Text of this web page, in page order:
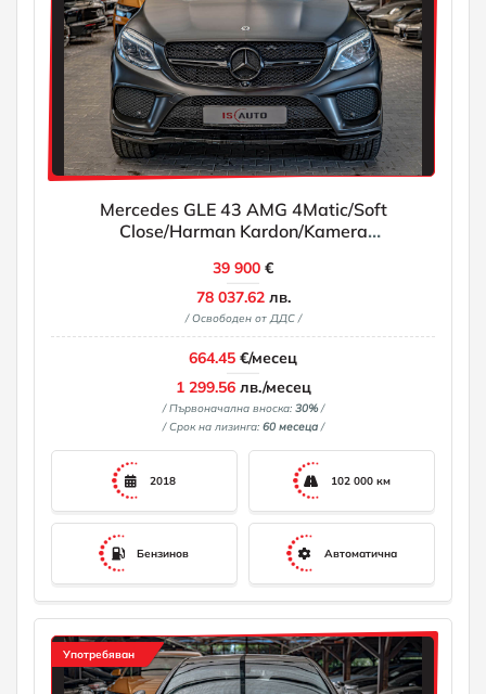
Mercedes GLE 43 AMG 4Matic/Soft
Close/Harman Kardon/Kamera
39 900 €
78 037.62лв.
/ Освободен от ДДС /
664.45 €/месец
1 299.56лв./месец
/ Първоначална вноска: 30%/
/ Срок на лизинга: 60 месеца/
2018 102 000 км
Бензинов Автоматична
Употребяван